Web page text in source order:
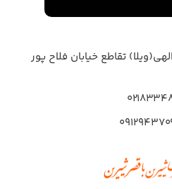
تقاطع خیابان فلاح پور